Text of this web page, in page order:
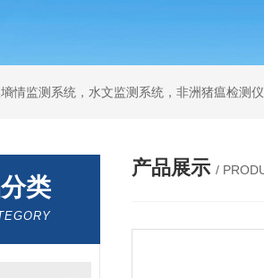
情监测系统，水文监测系统，非洲猪瘟检测
类
产品展示 /